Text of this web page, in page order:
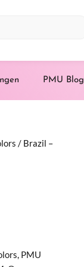
PMU Blog
/ Brazil –
, PMU